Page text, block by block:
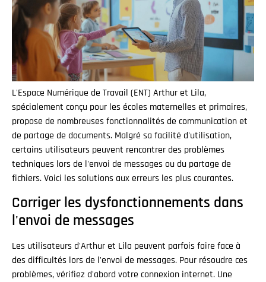
L'Espace Numérique de Travail (ENT) Arthur et Lila,
spécialement conçu pour les écoles maternelles et primaires,
propose de nombreuses fonctionnalités de communication et
de partage de documents. Malgré sa facilité d'utilisation,
certains utilisateurs peuvent rencontrer des problèmes
techniques lors de l'envoi de messages ou du partage de
fichiers. Voici les solutions aux erreurs les plus courantes.
Corriger les dysfonctionnements dans
l'envoi de messages
Les utilisateurs d'Arthur et Lila peuvent parfois faire face à
des difficultés lors de l'envoi de messages. Pour résoudre ces
problèmes, vérifiez d'abord votre connexion internet. Une